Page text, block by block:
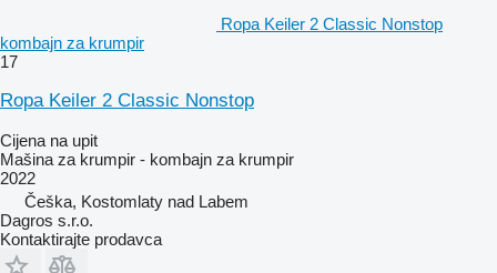
Ropa Keiler 2 Classic Nonstop
kombajn za krumpir
17
Ropa Keiler 2 Classic Nonstop
Cijena na upit
Mašina za krumpir - kombajn za krumpir
2022
Češka, Kostomlaty nad Labem
Dagros s.r.o.
Kontaktirajte prodavca